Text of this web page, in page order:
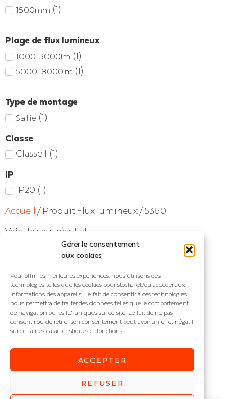
Gérer le consentement
aux cookies
Pour offrir les meilleures expériences, nous utilisons des
technologies telles que les cookies pour stocker et/ou accéder aux
informations des appareils. Le fait de consentir à ces technologies
nous permettra de traiter des données telles que le comportement
de navigation ou les ID uniques sur ce site. Le fait de ne pas
consentir ou de retirer son consentement peut avoir un effet négatif
sur certaines caractéristiques et fonctions.
ACCEPTER
REFUSER
1500mm (1)
Plage de flux lumineux
1000-3000lm (1)
5000-8000lm (1)
Type de montage
Saillie (1)
Classe
Classe I (1)
IP
IP20 (1)
Accueil / Produit Flux lumineux / 5360
Voici le seul résultat
LINOLITE
Réglette saillie IP : IP20
Puissance (W) :9,15,30,37